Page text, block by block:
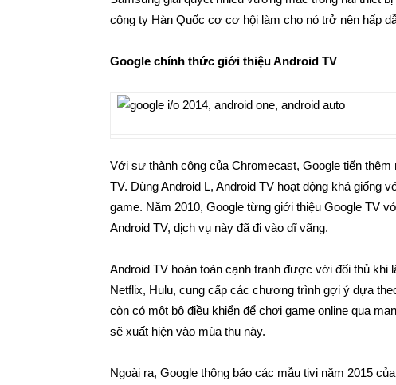
công ty Hàn Quốc cơ cơ hội làm cho nó trở nên hấp
Google chính thức giới thiệu Android TV
Với sự thành công của Chromecast, Google tiến
TV. Dùng Android L, Android TV hoạt động khá giống
game. Năm 2010, Google từng giới thiệu Google TV
Android TV, dịch vụ này đã đi vào dĩ vãng.
Android TV hoàn toàn cạnh tranh được với đối thủ
Netflix, Hulu, cung cấp các chương trình gợi ý dựa
còn có một bộ điều khiển để chơi game online qua
sẽ xuất hiện vào mùa thu này.
Ngoài ra, Google thông báo các mẫu tivi năm 2015